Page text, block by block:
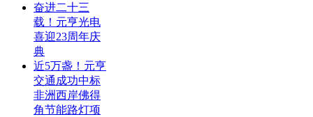
奋进二十三
载！元亨光电
喜迎23周年庆
典
近5万盏！元亨
交通成功中标
非洲西岸佛得
角节能路灯项